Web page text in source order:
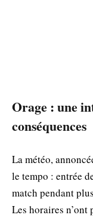
Orage : une
conséquences
La météo,
le tempo : entrée
match pendant
Les horaires n’ont